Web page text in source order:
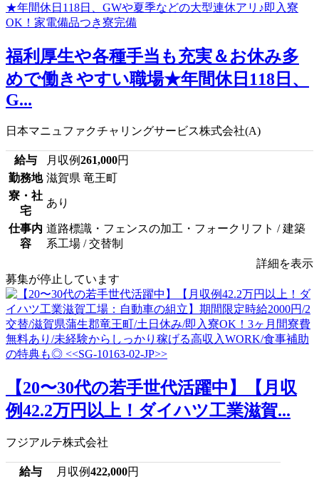
福利厚生や各種手当も充実＆お休み多
めで働きやすい職場★年間休日118日、
G...
日本マニュファクチャリングサービス株式会社(A)
給与 月収例261,000円
勤務地 滋賀県 竜王町
寮・社
宅
あり
仕事内
容
道路標識・フェンスの加工・フォークリフト / 建築
系工場 / 交替制
詳細を表示
募集が停止しています
【20〜30代の若手世代活躍中】【月収
例42.2万円以上！ダイハツ工業滋賀...
フジアルテ株式会社
給与 月収例422,000円